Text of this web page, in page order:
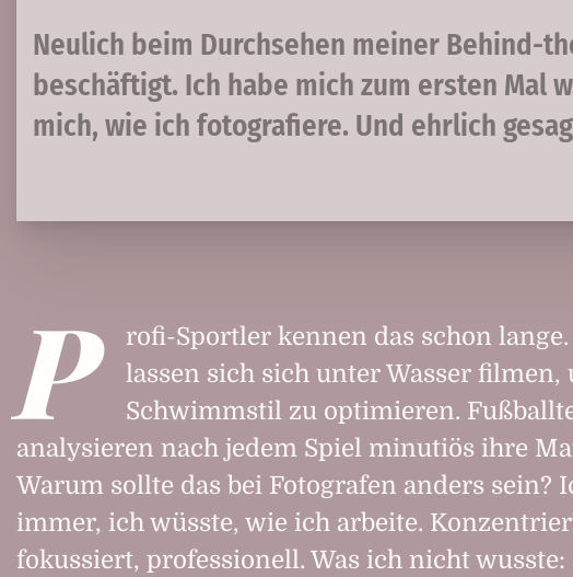
Neulich beim Durchsehen meiner Behind-
beschäftigt. Ich habe mich zum ersten Mal
mich, wie ich fotografiere. Und ehrlich
P
rofi-Sportler kennen das schon
lassen sich sich unter Wasser filmen,
Schwimmstil zu optimieren.
analysieren nach jedem Spiel minutiös ihre
Warum sollte das bei Fotografen anders sein?
immer, ich wüsste, wie ich arbeite.
fokussiert, professionell. Was ich nicht wusste: